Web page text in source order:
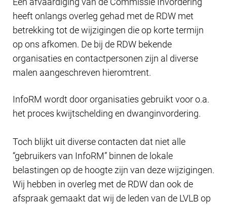
heeft onlangs overleg gehad met de RDW met
betrekking tot de wijzigingen die op korte termijn
op ons afkomen. De bij de RDW bekende
organisaties en contactpersonen zijn al diverse
malen aangeschreven hieromtrent.
InfoRM wordt door organisaties gebruikt voor o.a.
het proces kwijtschelding en dwanginvordering.
Toch blijkt uit diverse contacten dat niet alle
“gebruikers van InfoRM” binnen de lokale
belastingen op de hoogte zijn van deze wijzigingen.
Wij hebben in overleg met de RDW dan ook de
afspraak gemaakt dat wij de leden van de LVLB op